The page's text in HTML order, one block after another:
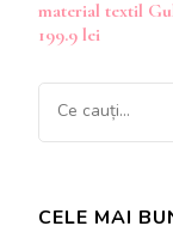
articole
material textil
199.9 lei
Cauți
ceva?
CELE MAI